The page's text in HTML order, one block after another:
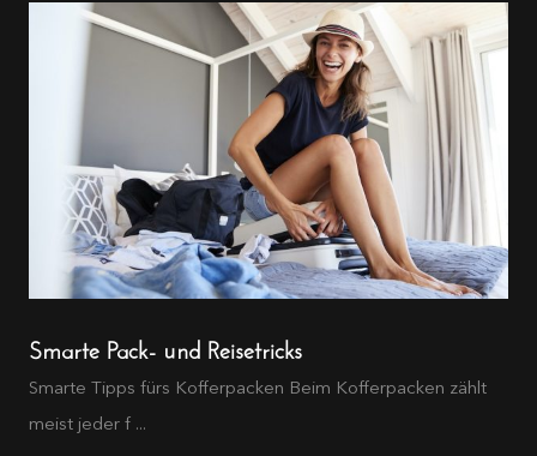
Smarte Pack- und Reisetricks
Smarte Tipps fürs Kofferpacken Beim Kofferpacken zählt
meist jeder f ...